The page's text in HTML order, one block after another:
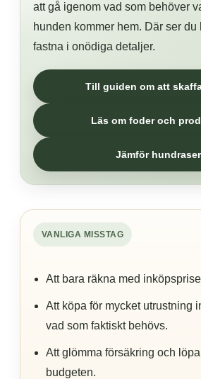
att gå igenom vad som behöver
hunden kommer hem. Där ser du
fastna i onödiga detaljer.
Till guiden om att
Läs om foder och
Jämför hundraser
VANLIGA MISSTAG
Att bara räkna med
Att köpa för mycket utrustning
vad som faktiskt behövs.
Att glömma försäkring och
budgeten.